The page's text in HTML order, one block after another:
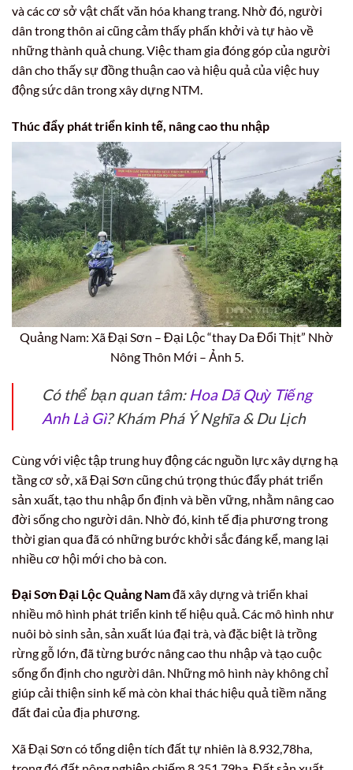
và các cơ sở vật chất văn hóa khang trang. Nhờ đó, người
dân trong thôn ai cũng cảm thấy phấn khởi và tự hào về
những thành quả chung. Việc tham gia đóng góp của người
dân cho thấy sự đồng thuận cao và hiệu quả của việc huy
động sức dân trong xây dựng NTM.
Thúc đẩy phát triển kinh tế, nâng cao thu nhập
Quảng Nam: Xã Đại Sơn – Đại Lộc “thay Da Đổi Thịt” Nhờ
Nông Thôn Mới – Ảnh 5.
Có thể bạn quan tâm: Hoa Dã Quỳ Tiếng
Anh Là Gì? Khám Phá Ý Nghĩa & Du Lịch
Cùng với việc tập trung huy động các nguồn lực xây dựng hạ
tầng cơ sở, xã Đại Sơn cũng chú trọng thúc đẩy phát triển
sản xuất, tạo thu nhập ổn định và bền vững, nhằm nâng cao
đời sống cho người dân. Nhờ đó, kinh tế địa phương trong
thời gian qua đã có những bước khởi sắc đáng kể, mang lại
nhiều cơ hội mới cho bà con.
Đại Sơn Đại Lộc Quảng Namđã xây dựng và triển khai
nhiều mô hình phát triển kinh tế hiệu quả. Các mô hình như
nuôi bò sinh sản, sản xuất lúa đại trà, và đặc biệt là trồng
rừng gỗ lớn, đã từng bước nâng cao thu nhập và tạo cuộc
sống ổn định cho người dân. Những mô hình này không chỉ
giúp cải thiện sinh kế mà còn khai thác hiệu quả tiềm năng
đất đai của địa phương.
Xã Đại Sơn có tổng diện tích đất tự nhiên là 8.932,78ha,